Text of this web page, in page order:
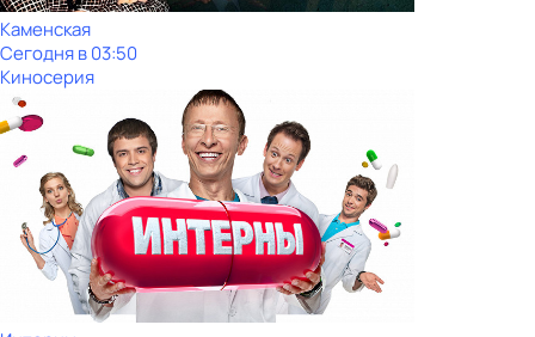
Каменская
Сегодня в 03:50
Киносерия